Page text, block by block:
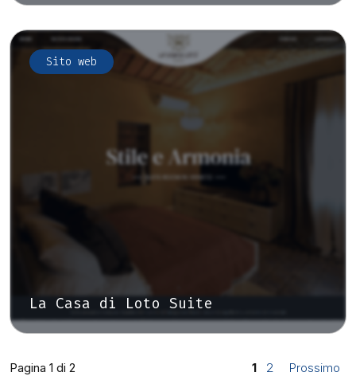
Sito web
La Casa di Loto Suite
Pagina 1 di 2 1 2 Prossimo